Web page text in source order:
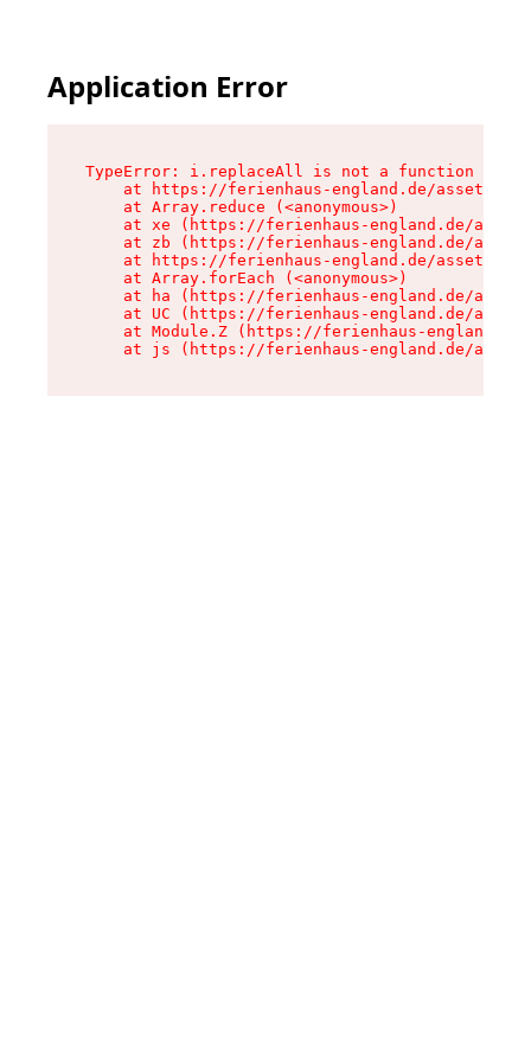
Application Error
TypeError: i.replaceAll is not a function
at https://ferienhaus-england.de/assets/
    at Array.reduce (<anonymous>)
at xe (https://ferienhaus-england.de/
at zb (https://ferienhaus-england.de/
at https://ferienhaus-england.de/assets/
    at Array.forEach (<anonymous>)
at ha (https://ferienhaus-england.de/
at UC (https://ferienhaus-england.de/
at Module.Z (https://ferienhaus-
at js (https://ferienhaus-england.de/